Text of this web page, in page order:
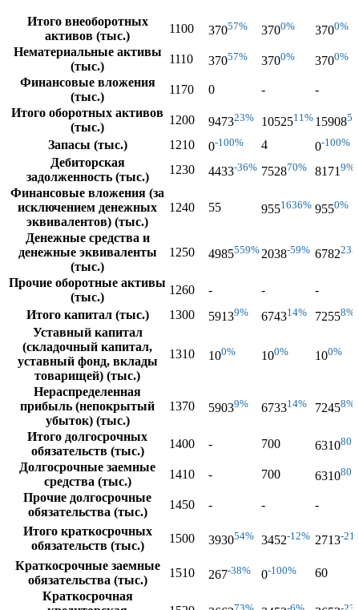
Итого внеоборотных
активов (тыс.)
1100 37057% 3700% 3700%
Нематериальные активы
(тыс.)
1110 37057% 3700% 3700%
Финансовые вложения
(тыс.)
1170 0 -
-
Итого оборотных активов
(тыс.)
1200 947323% 1052511% 15908
Запасы (тыс.) 1210 0-100% 4 0-100%
Дебиторская
задолженность (тыс.)
1230 4433-36% 752870% 8171 9%
Финансовые вложения (за
исключением денежных
эквивалентов) (тыс.)
1240 55 9551636% 9550%
Денежные средства и
денежные эквиваленты
(тыс.)
1250 4985559% 2038-59% 6782
Прочие оборотные активы
(тыс.)
1260 - -
-
Итого капитал (тыс.)
1300 59139% 674314% 72558%
Уставный капитал
(складочный капитал,
уставный фонд, вклады
товарищей) (тыс.)
1310 100% 100% 100%
Нераспределенная
прибыль (непокрытый
убыток) (тыс.)
1370 59039% 673314% 72458%
Итого долгосрочных
обязательств (тыс.)
1400 - 700 6310
Долгосрочные заемные
средства (тыс.)
1410 - 700 6310
Прочие долгосрочные
обязательства (тыс.)
1450 - -
-
Итого краткосрочных
обязательств (тыс.)
1500 393054% 3452-12% 2713-
Краткосрочные заемные
обязательства (тыс.)
1510 267-38% 0-100%
60
Краткосрочная